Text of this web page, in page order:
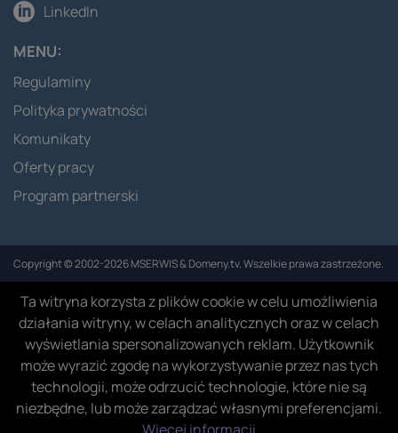
MENU:
Regulaminy
Polityka prywatności
Komunikaty
Oferty pracy
Program partnerski
LinkedIn
Copyright © 2002-2026 MSERWIS & Domeny.tv. Wszelkie prawa zastrzeżone.
Ta witryna korzysta z plików cookie w celu umożliwienia
działania witryny, w celach analitycznych oraz w celach
wyświetlania spersonalizowanych reklam. Użytkownik
może wyrazić zgodę na wykorzystywanie przez nas tych
technologii, może odrzucić technologie, które nie są
niezbędne, lub może zarządzać własnymi preferencjami.